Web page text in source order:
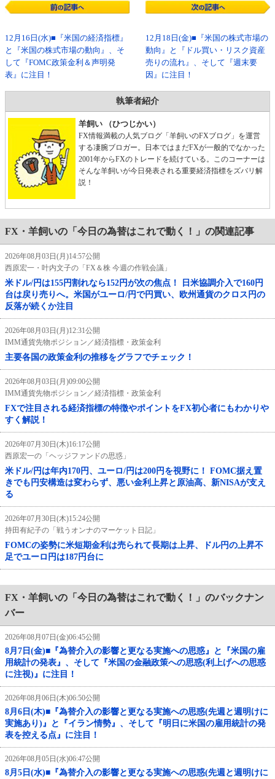
12月16日(水)■『米国の経済指標』
と『米国の株式市場の動向』、そ
して『FOMC政策金利＆声明発
表』に注目！
12月18日(金)■『米国の株式市場の
動向』と『ドル買い・リスク資産
売りの流れ』、そして『週末要
因』に注目！
執筆者紹介
羊飼い （ひつじかい）
FX情報満載の人気ブログ「羊飼いのFXブログ」を運営
する凄腕ブロガー。日本ではまだFXが一般的でなかった
2001年からFXのトレードを続けている。このコーナーは
そんな羊飼いが今日発表される重要経済指標をズバリ解
説！
FX・羊飼いの「今日の為替はこれで動く！」の関連記事
2026年08月03日(月)14:57公開
西原宏一・叶内文子の「FX＆株 今週の作戦会議」
米ドル/円は155円割れなら152円が次の焦点！ 日米協調介入で160円
台は戻り売りへ。米国がユーロ/円で円買い、欧州通貨のクロス円の
反落が続くか注目
2026年08月03日(月)12:31公開
IMM通貨先物ポジション／経済指標・政策金利
主要各国の政策金利の推移をグラフでチェック！
2026年08月03日(月)09:00公開
IMM通貨先物ポジション／経済指標・政策金利
FXで注目される経済指標の特徴やポイントをFX初心者にもわかりや
すく解説！
2026年07月30日(木)16:17公開
西原宏一の「ヘッジファンドの思惑」
米ドル/円は年内170円、ユーロ/円は200円を視野に！ FOMC据え置
きでも円安構造は変わらず、悪い金利上昇と原油高、新NISAが支え
る
2026年07月30日(木)15:24公開
持田有紀子の「戦うオンナのマーケット日記」
FOMCの姿勢に米短期金利は売られて長期は上昇、ドル円の上昇不
足でユーロ円は187円台に
FX・羊飼いの「今日の為替はこれで動く！」のバックナン
バー
2026年08月07日(金)06:45公開
8月7日(金)■『為替介入の影響と更なる実施への思惑』と『米国の雇
用統計の発表』、そして『米国の金融政策への思惑(利上げへの思惑
に注視)』に注目！
2026年08月06日(木)06:50公開
8月6日(木)■『為替介入の影響と更なる実施への思惑(先週と週明けに
実施あり)』と『イラン情勢』、そして『明日に米国の雇用統計の発
表を控える点』に注目！
2026年08月05日(水)06:47公開
8月5日(水)■『為替介入の影響と更なる実施への思惑(先週と週明けに